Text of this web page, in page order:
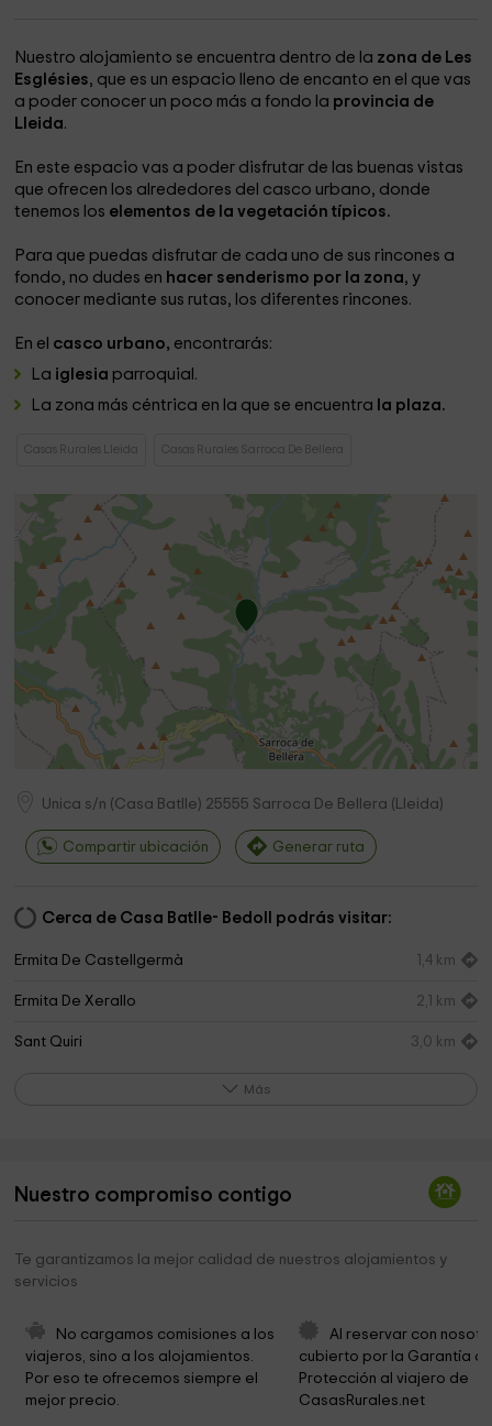
Nuestro alojamiento se encuentra dentro de la zona de Les
Esglésies, que es un espacio lleno de encanto en el que vas
a poder conocer un poco más a fondo la provincia de
Lleida.
En este espacio vas a poder disfrutar de las buenas vistas
que ofrecen los alrededores del casco urbano, donde
tenemos los elementos de la vegetación típicos.
Para que puedas disfrutar de cada uno de sus rincones a
fondo, no dudes en hacer senderismo por la zona, y
conocer mediante sus rutas, los diferentes rincones.
En el casco urbano, encontrarás:
La iglesia parroquial.
La zona más céntrica en la que se encuentra la plaza.
Casas Rurales Lleida Casas Rurales Sarroca De Bellera
Unica s/n (Casa Batlle) 25555 Sarroca De Bellera ( Lleida)
Compartir ubicación Generar ruta
Cerca de Casa Batlle- Bedoll podrás visitar:
Ermita De Castellgermà 1,4 km
Ermita De Xerallo 2,1 km
Sant Quiri 3,0 km
Poligono 010 Parcela 01287 Paraje ERTA - El PONT
Santa Maria de Viu 5,0 km
Iglesia de Santa Llogaia 6,6 km
Iglesia de Sant Esteve 6,8 km
7,0 km
Más
Nuestro compromiso contigo
Te garantizamos la mejor calidad de nuestros alojamientos y
servicios
No cargamos comisiones a los
viajeros, sino a los alojamientos.
Por eso te ofrecemos siempre el
mejor precio.
Al reservar con
cubierto por la Garantía
Protección al viajero de
CasasRurales.net